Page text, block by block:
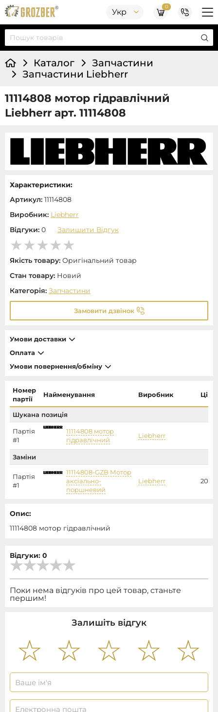
Укр
0
Каталог
Запчастини
Запчастини Liebherr
11114808 мотор гідравлічний
Liebherr арт. 11114808
Характеристики:
Артикул: 11114808
Виробник: Liebherr
Відгуки: 0 Залишити Відгук
Якість товару: Оригінальний товар
Стан товару: Новий
Категорія: Запчастини
Замовити дзвінок
Умови доставки
Оплата
Умови повернення/обміну
Номер
партії
Найменування Виробник Ціна
Шукана позиція
Партія
#1
11114808 мотор
гідравлічний
Liebherr
Заміни
Партія
#1
11114808-GZB Мотор
аксіально-
поршневий
Liebherr
Опис:
11114808 мотор гідравлічний
Відгуки: 0
Поки нема відгуків про цей товар, станьте
першим!
Залишіть відгук